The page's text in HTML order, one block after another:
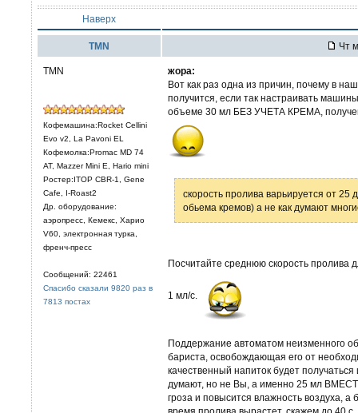
Наверх
TMN Чт
TMN
Кофемашина:Rocket Cellini
Evo v2, La Pavoni EL
Кофемолка:Promac MD 74
AT, Mazzer Mini E, Hario mini
Ростер:ITOP CBR-1, Gene
Cafe, I-Roast2
Др. оборудование:
аэропресс, Кемекс, Харио
V60, электронная турка,
френч-пресс
Сообщений: 22461
Спасибо сказали 9820 раз в
7813 постах
жора:
Вот как раз одна из причин, почему в
получится, если так настраивать
объеме 30 мл БЕЗ УЧЕТА КРЕМА,
скорость пролива варьируется от 25
обьема кремов) а не как думают
Посчитайте среднюю скорость пролива
1 мл/с.
Поддержание автоматом неизменного
бариста, освобождающая его от
качественный напиток будет
думают, но не Вы, а именно 25 мл
гроза и повысится влажность воздуха, а